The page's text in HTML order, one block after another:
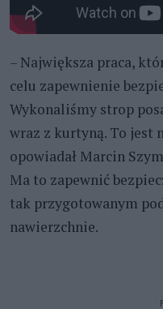
– Największa praca,
celu zapewnienie
Wykonaliśmy strop
wraz z kurtyną. To jest
opowiadał Marcin
Ma to zapewnić
tak przygotowanym
nawierzchnie.